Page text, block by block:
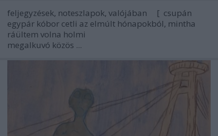
feljegyzések, noteszlapok, valójában [ csupán
egypár kóbor cetli az elmúlt hónapokból, mintha
ráültem volna holmi
megalkuvó közös ...